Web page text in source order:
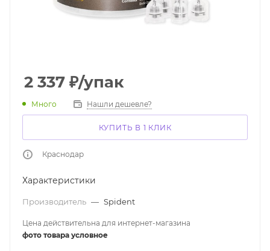
2 337 ₽/упак
Много Нашли дешевле?
КУПИТЬ В 1 КЛИК
Краснодар
Характеристики
Производитель — Spident
Цена действительна для интернет-магазина
фото товара условное